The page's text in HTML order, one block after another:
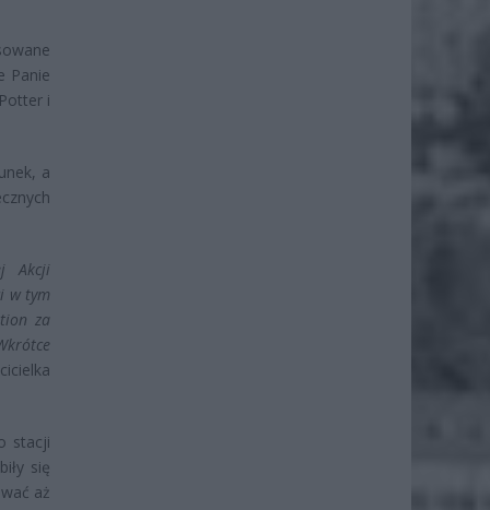
Panie
i
a
Akcji
w tym
za
stacji
się
aż